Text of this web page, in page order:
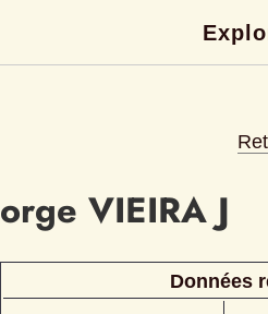
orge VIEIRA J
Données